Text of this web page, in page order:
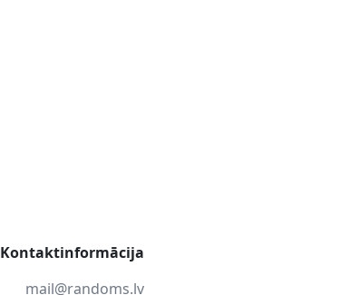
Kontaktinformācija
mail@randoms.lv